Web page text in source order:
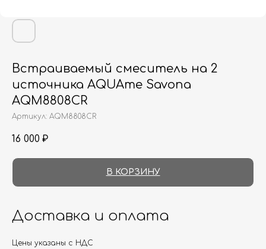
Встраиваемый смеситель на 2
источника AQUAme Savona
AQM8808CR
Артикул: AQM8808CR
16 000 ₽
В КОРЗИНУ
Доставка и оплата
Цены указаны с НДС